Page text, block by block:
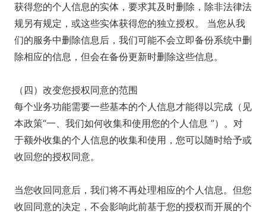
获得您的个人信息的实体，要求其及时删除，除非法律法
规另有规定，或这些实体获得您的独立授权。 当您从我
们的服务中删除信息后，我们可能不会立即备份系统中删
除相应的信息，但会在备份更新时删除这些信息。
（四）改变您授权同意的范围
每个业务功能需要一些基本的个人信息才能得以完成（见
本政策“一、我们如何收集和使用您的个人信息 ”）。对
于额外收集的个人信息的收集和使用，您可以随时给予或
收回您的授权同意。
当您收回同意后，我们将不再处理相应的个人信息。但您
收回同意的决定，不会影响此前基于您的授权而开展的个